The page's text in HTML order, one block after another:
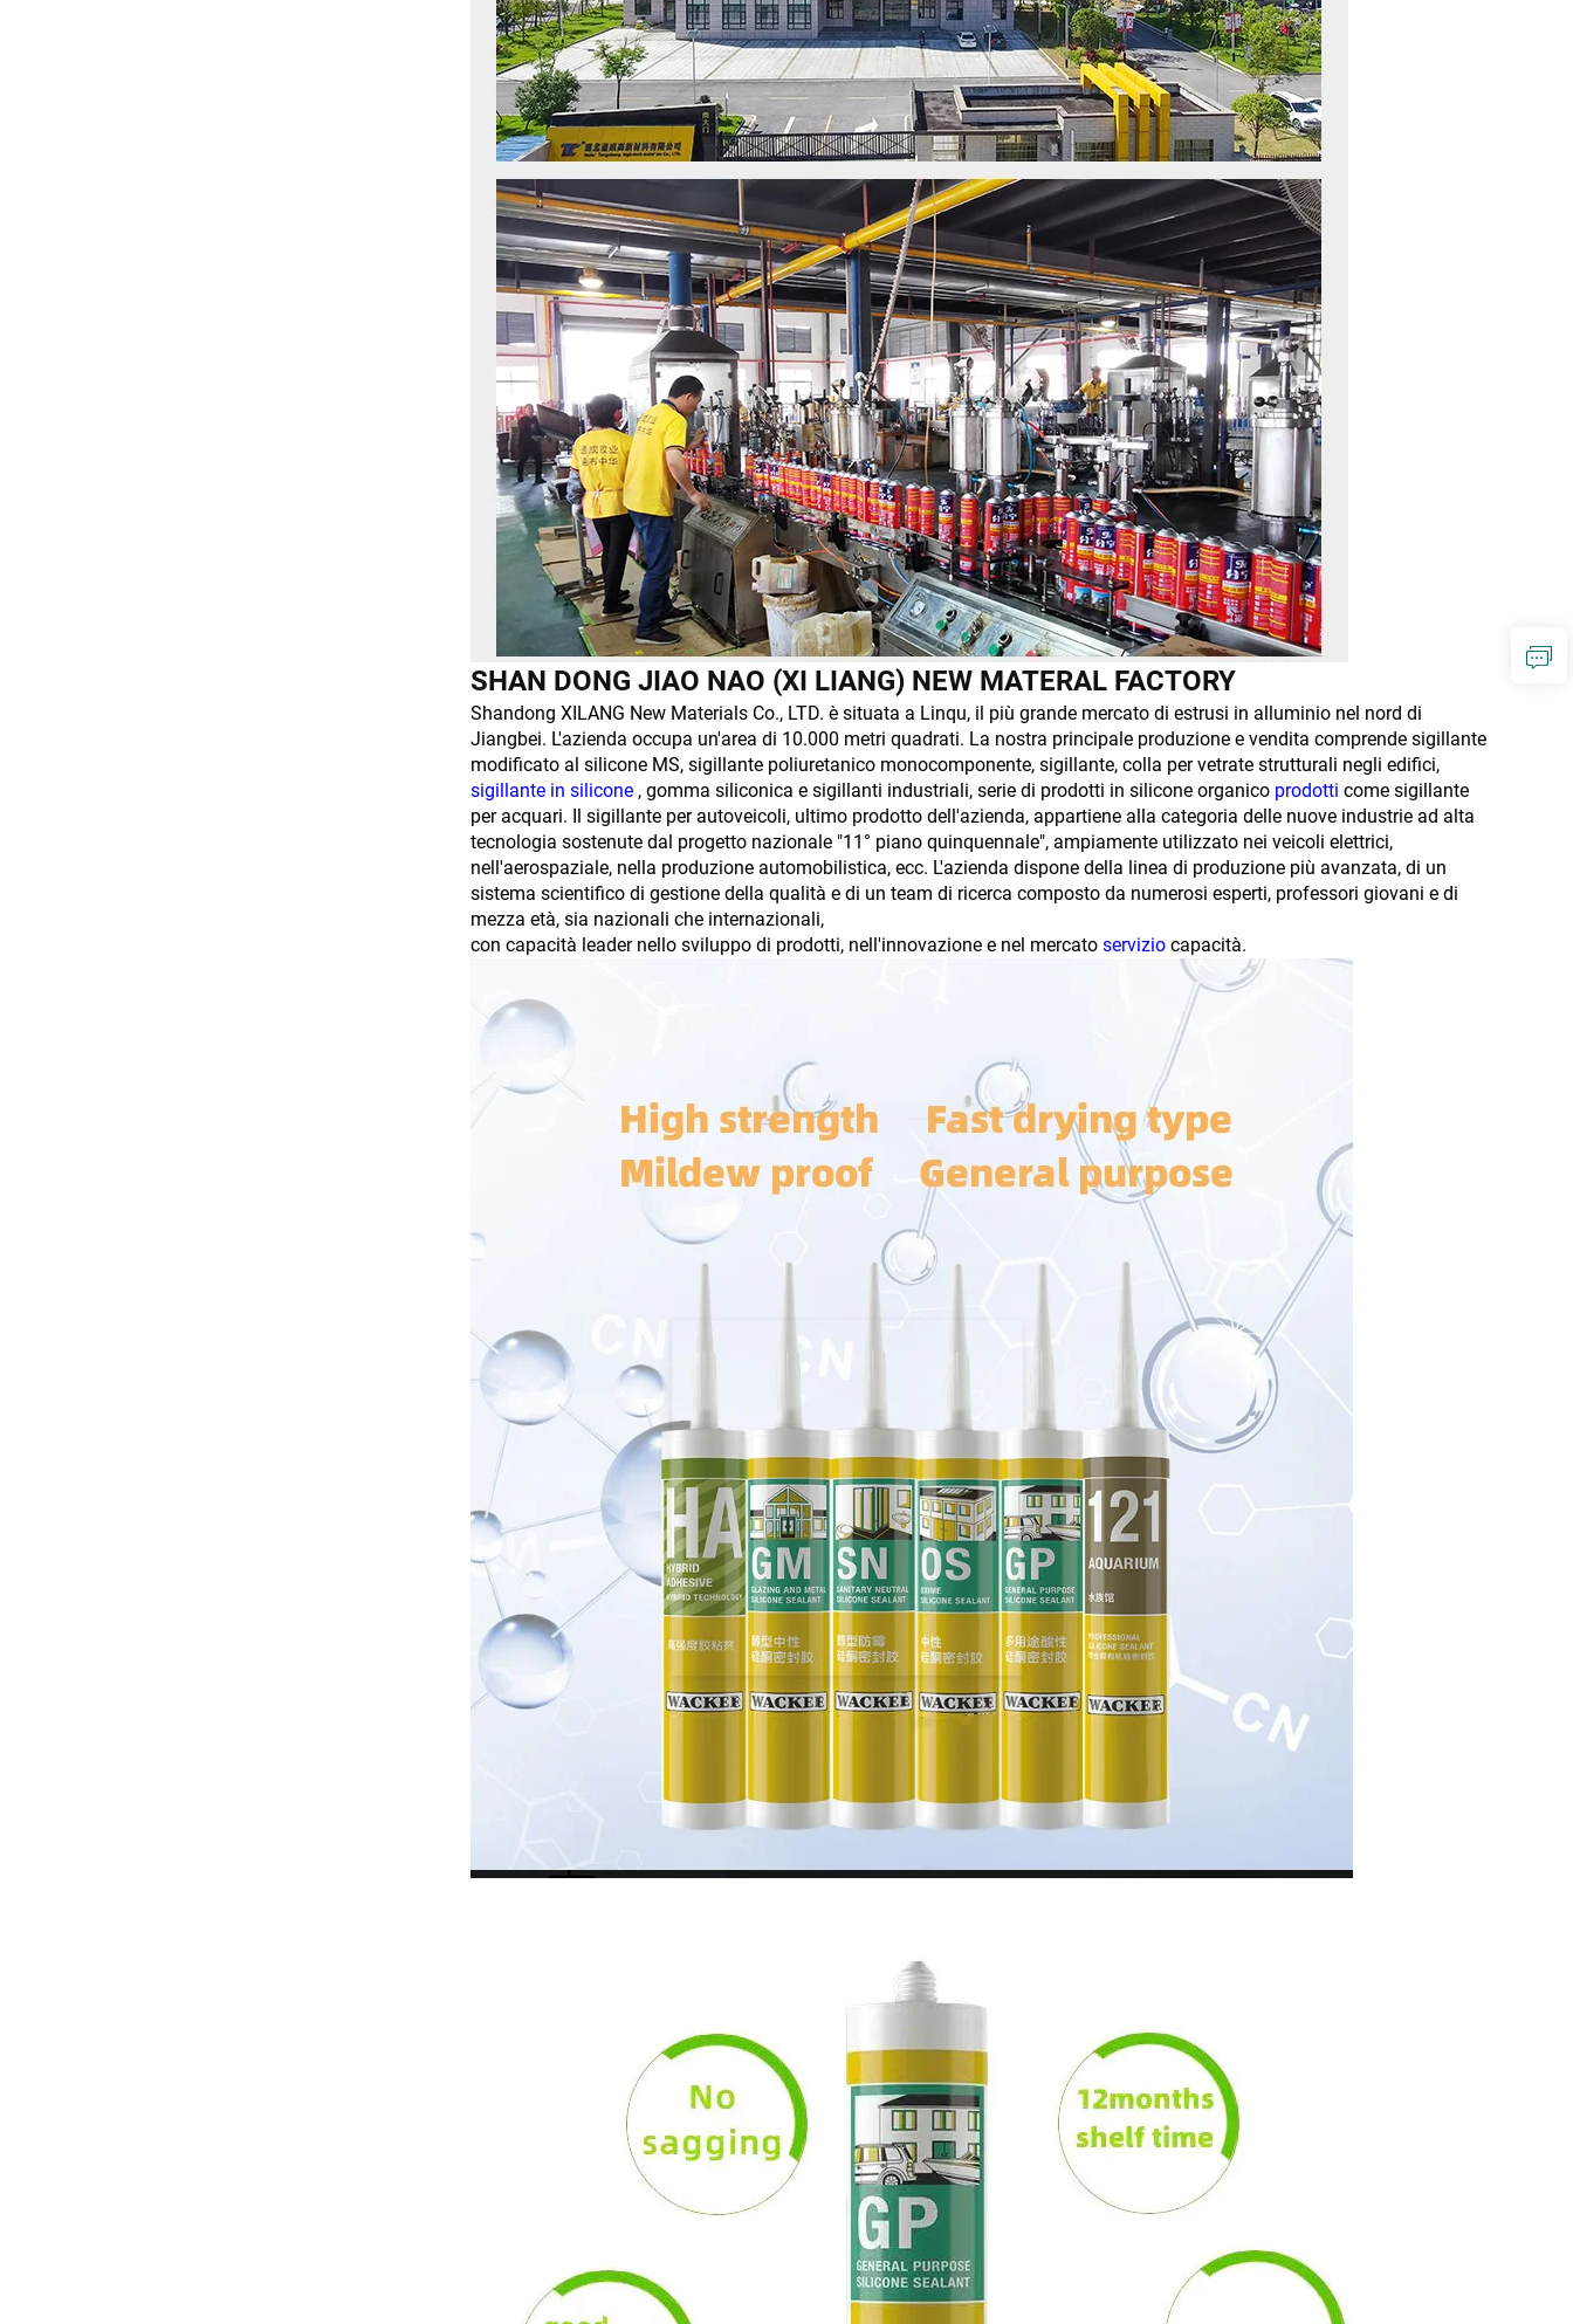
SHAN DONG JIAO NAO (XI LIANG) NEW MATERAL FACTORY
Shandong XILANG New Materials Co., LTD. è situata a Linqu, il più grande mercato di estrusi in alluminio nel nord di
Jiangbei. L'azienda occupa un'area di 10.000 metri quadrati. La nostra principale produzione e vendita comprende sigillante
modificato al silicone MS, sigillante poliuretanico monocomponente, sigillante, colla per vetrate strutturali negli edifici,
sigillante in silicone , gomma siliconica e sigillanti industriali, serie di prodotti in silicone organico prodotti come sigillante
per acquari. Il sigillante per autoveicoli, ultimo prodotto dell'azienda, appartiene alla categoria delle nuove industrie ad alta
tecnologia sostenute dal progetto nazionale "11° piano quinquennale", ampiamente utilizzato nei veicoli elettrici,
nell'aerospaziale, nella produzione automobilistica, ecc. L'azienda dispone della linea di produzione più avanzata, di un
sistema scientifico di gestione della qualità e di un team di ricerca composto da numerosi esperti, professori giovani e di
mezza età, sia nazionali che internazionali,
con capacità leader nello sviluppo di prodotti, nell'innovazione e nel mercato servizio capacità.